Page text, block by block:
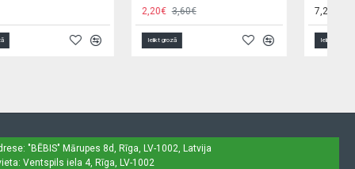
15,50€
"BĒBIS" Mārupes 8d, Rīga, LV-1002, Latvija
Ventspils iela 4, Rīga, LV-1002